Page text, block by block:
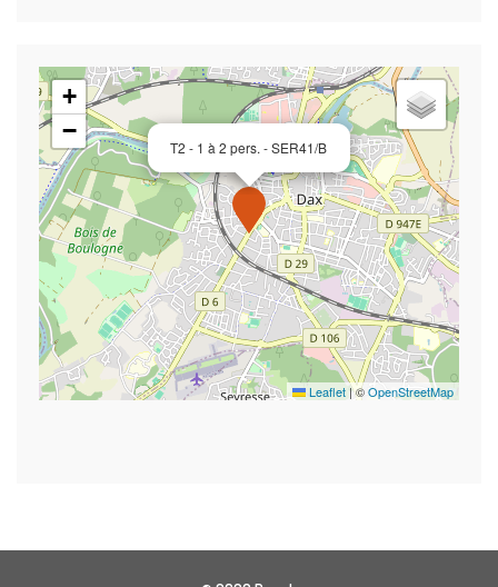
T2 - 1 à 2 pers. - SER41/B
+
−
Leaflet|©OpenStreetMap